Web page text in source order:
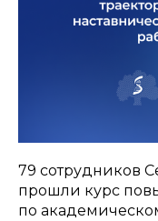
79 сотрудников
прошли курс
по